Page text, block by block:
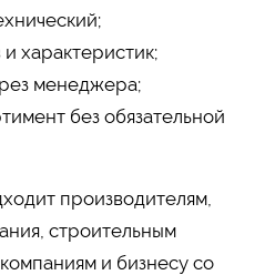
характеристик;
менеджера;
без обязательной
производителям,
строительным
и бизнесу со